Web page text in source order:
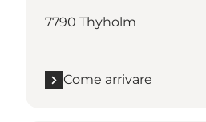
7790 Thyholm
Come arrivare